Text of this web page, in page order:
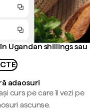
Ugandan shillings sau
adaosuri
curs pe care îl vezi pe
ascunse.